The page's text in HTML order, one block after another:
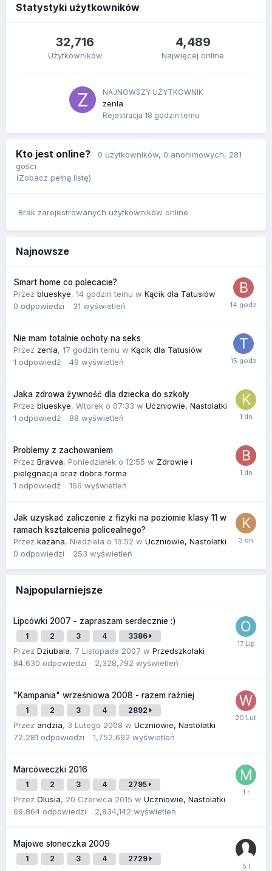
Statystyki użytkowników
32,716
Użytkowników
4,489
Najwięcej online
NAJNOWSZY UŻYTKOWNIK
zenla
Rejestracja 18 godzin temu
Kto jest online? 0 użytkowników, 0 anonimowych, 281
gości
(Zobacz pełną listę)
Brak zarejestrowanych użytkowników online
Najnowsze
Smart home co polecacie?
Przez blueskye, 14 godzin temu w Kącik dla Tatusiów
0 odpowiedzi 31 wyświetleń
Nie mam totalnie ochoty na seks
Przez zenla, 17 godzin temu w Kącik dla Tatusiów
1 odpowiedź 49 wyświetleń
Jaka zdrowa żywność dla dziecka do szkoły
Przez blueskye, Wtorek o 07:33 w Uczniowie, Nastolatki
1 odpowiedź 88 wyświetleń
Problemy z zachowaniem
Przez Bravva, Poniedziałek o 12:55 w Zdrowie i
pielęgnacja oraz dobra forma
1 odpowiedź 156 wyświetleń
Jak uzyskać zaliczenie z fizyki na poziomie klasy 11 w
ramach kształcenia policealnego?
Przez kazana, Niedziela o 13:52 w Uczniowie, Nastolatki
0 odpowiedzi 253 wyświetleń
Najpopularniejsze
Lipcówki 2007 - zapraszam serdecznie :)
1 2 3 4 3386
Przez Dziubala, 7 Listopada 2007 w Przedszkolaki
84,630 odpowiedzi 2,328,792 wyświetleń
"Kampania" wrześniowa 2008 - razem raźniej
1 2 3 4 2892
Przez andzia, 3 Lutego 2008 w Uczniowie, Nastolatki
72,281 odpowiedzi 1,752,692 wyświetleń
Marcóweczki 2016
1 2 3 4 2795
Przez Olusia, 20 Czerwca 2015 w Uczniowie, Nastolatki
69,864 odpowiedzi 2,834,142 wyświetleń
Majowe słoneczka 2009
1 2 3 4 2729